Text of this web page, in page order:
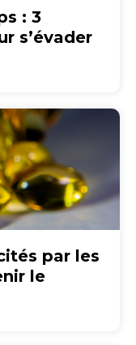
: 3
s’évader
par les
le